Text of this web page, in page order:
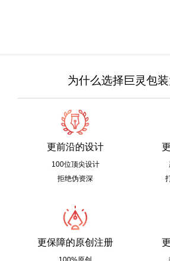
为什么选择巨灵包
更前沿的设计
100位顶尖设计
拒绝伪资深
更保障的原创注册